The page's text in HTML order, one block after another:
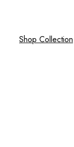
Shop Collection